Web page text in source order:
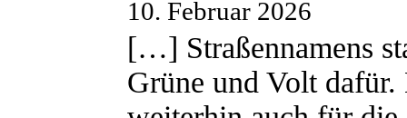
10. Februar 2026
[…] Straßennamens
Grüne und Volt